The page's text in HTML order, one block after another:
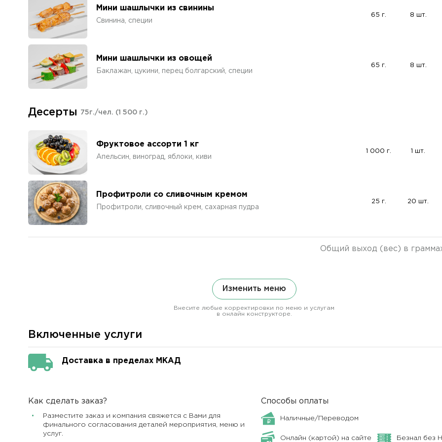
Мини шашлычки из свинины
Свинина, специи
65 г. 8 шт.
Мини шашлычки из овощей
Баклажан, цукини, перец болгарский, специи
65 г. 8 шт.
Десерты 75г./чел. (1 500 г.)
Фруктовое ассорти 1 кг
Апельсин, виноград, яблоки, киви
1 000 г. 1 шт.
Профитроли со сливочным кремом
Профитроли, сливочный крем, сахарная пудра
25 г. 20 шт.
Общий выход (вес) в
Изменить меню
Внесите любые корректировки по меню и услугам
в онлайн конструкторе.
Включенные услуги
Доставка в пределах МКАД
Как сделать заказ?
Разместите заказ и компания свяжется с Вами для
финального согласования деталей мероприятия, меню и
услуг.
Способы оплаты
Наличные/Переводом
Онлайн (картой) на сайте Безнал без